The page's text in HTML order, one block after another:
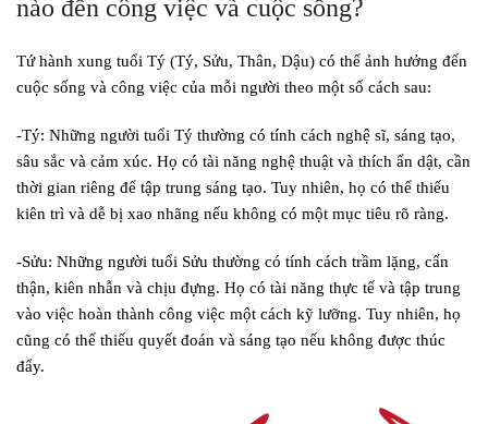
nào đến công việc và cuộc sống?
Tứ hành xung tuổi Tý (Tý, Sửu, Thân, Dậu) có thể ảnh hưởng đến
cuộc sống và công việc của mỗi người theo một số cách sau:
-Tý: Những người tuổi Tý thường có tính cách nghệ sĩ, sáng tạo,
sâu sắc và cảm xúc. Họ có tài năng nghệ thuật và thích ẩn dật, cần
thời gian riêng để tập trung sáng tạo. Tuy nhiên, họ có thể thiếu
kiên trì và dễ bị xao nhãng nếu không có một mục tiêu rõ ràng.
-Sửu: Những người tuổi Sửu thường có tính cách trầm lặng, cẩn
thận, kiên nhẫn và chịu đựng. Họ có tài năng thực tế và tập trung
vào việc hoàn thành công việc một cách kỹ lưỡng. Tuy nhiên, họ
cũng có thể thiếu quyết đoán và sáng tạo nếu không được thúc
đẩy.